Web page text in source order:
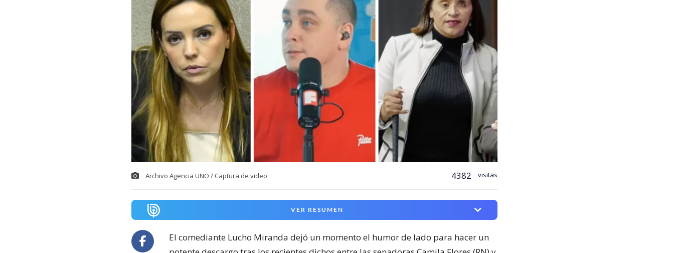
Archivo Agencia UNO / Captura de video 4382 visitas
VER RESUMEN
El comediante Lucho Miranda dejó un momento el humor de lado para hacer un